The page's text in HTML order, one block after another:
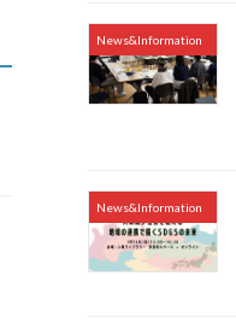
News&Information
News&Information